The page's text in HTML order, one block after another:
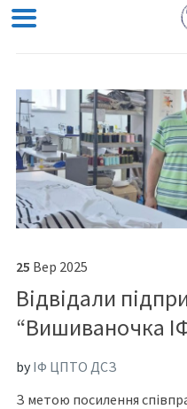
25 Вер 2025
Відвідали
“Вишиваночка
byІФ ЦПТО ДСЗ
З метою посилення